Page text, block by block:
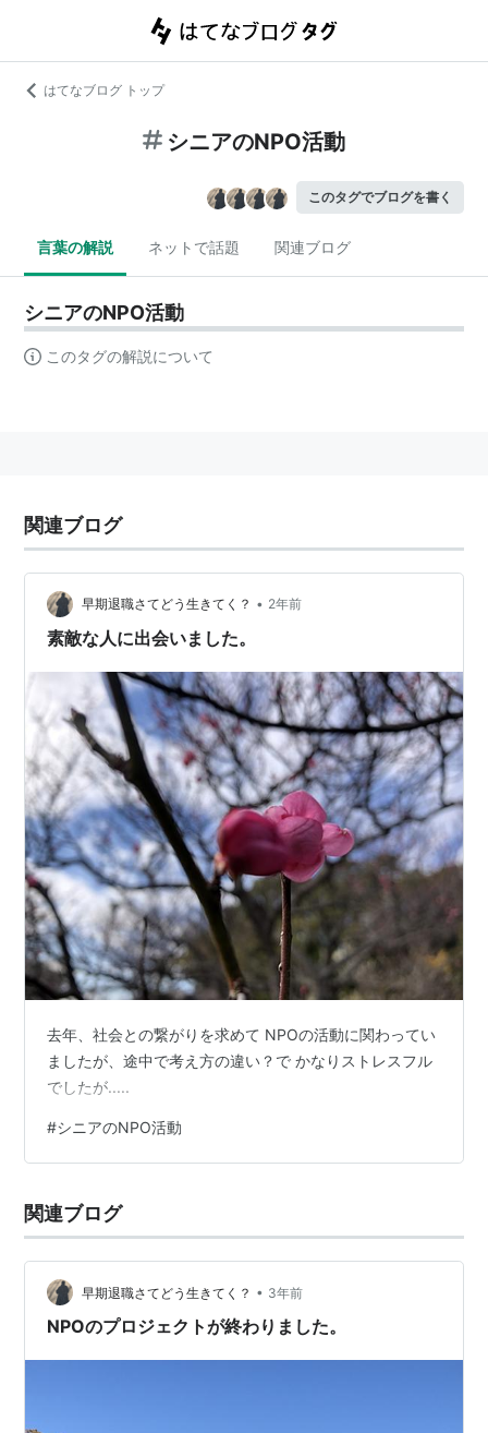
はてなブログ トップ
シニアのNPO活動
このタグでブログを書く
言葉の解説 ネットで話題 関連ブログ
シニアのNPO活動
このタグの解説について
関連ブログ
早期退職さてどう生きてく？ • 2年前
素敵な人に出会いました。
去年、社会との繋がりを求めて NPOの活動に関わってい
ましたが、途中で考え方の違い？で かなりストレスフル
でしたが.....
#シニアのNPO活動
関連ブログ
早期退職さてどう生きてく？ • 3年前
NPOのプロジェクトが終わりました。